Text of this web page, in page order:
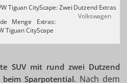
Volkswagen
Menge Extras:
Tiguan CityScape
SUV mit rund zwei Dutzend
Sparpotential. Nach dem